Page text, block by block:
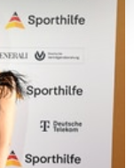
Daten
im
Anzeigen zu
anbieten
zu
zu Ihrer